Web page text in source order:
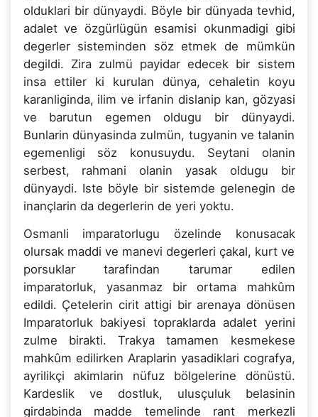
olduklari bir dünyaydi. Böyle bir dünyada tevhid,
adalet ve özgürlügün esamisi okunmadigi gibi
degerler sisteminden söz etmek de mümkün
degildi. Zira zulmü payidar edecek bir sistem
insa ettiler ki kurulan dünya, cehaletin koyu
karanliginda, ilim ve irfanin dislanip kan, gözyasi
ve barutun egemen oldugu bir dünyaydi.
Bunlarin dünyasinda zulmün, tugyanin ve talanin
egemenligi söz konusuydu. Seytani olanin
serbest, rahmani olanin yasak oldugu bir
dünyaydi. Iste böyle bir sistemde gelenegin de
inançlarin da degerlerin de yeri yoktu.
Osmanli imparatorlugu özelinde konusacak
olursak maddi ve manevi degerleri çakal, kurt ve
porsuklar tarafindan tarumar edilen
imparatorluk, yasanmaz bir ortama mahkûm
edildi. Çetelerin cirit attigi bir arenaya dönüsen
Imparatorluk bakiyesi topraklarda adalet yerini
zulme birakti. Trakya tamamen kesmekese
mahkûm edilirken Araplarin yasadiklari cografya,
ayrilikçi akimlarin nüfuz bölgelerine dönüstü.
Kardeslik ve dostluk, ulusçuluk belasinin
girdabinda madde temelinde rant merkezli